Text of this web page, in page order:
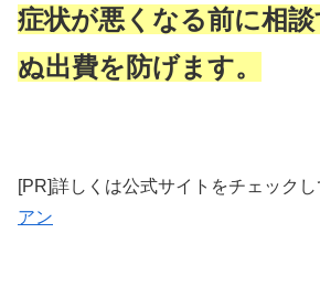
症状が悪くなる前に相
ぬ出費を防げます。
[PR]詳しくは公式サイトをチェック
アン